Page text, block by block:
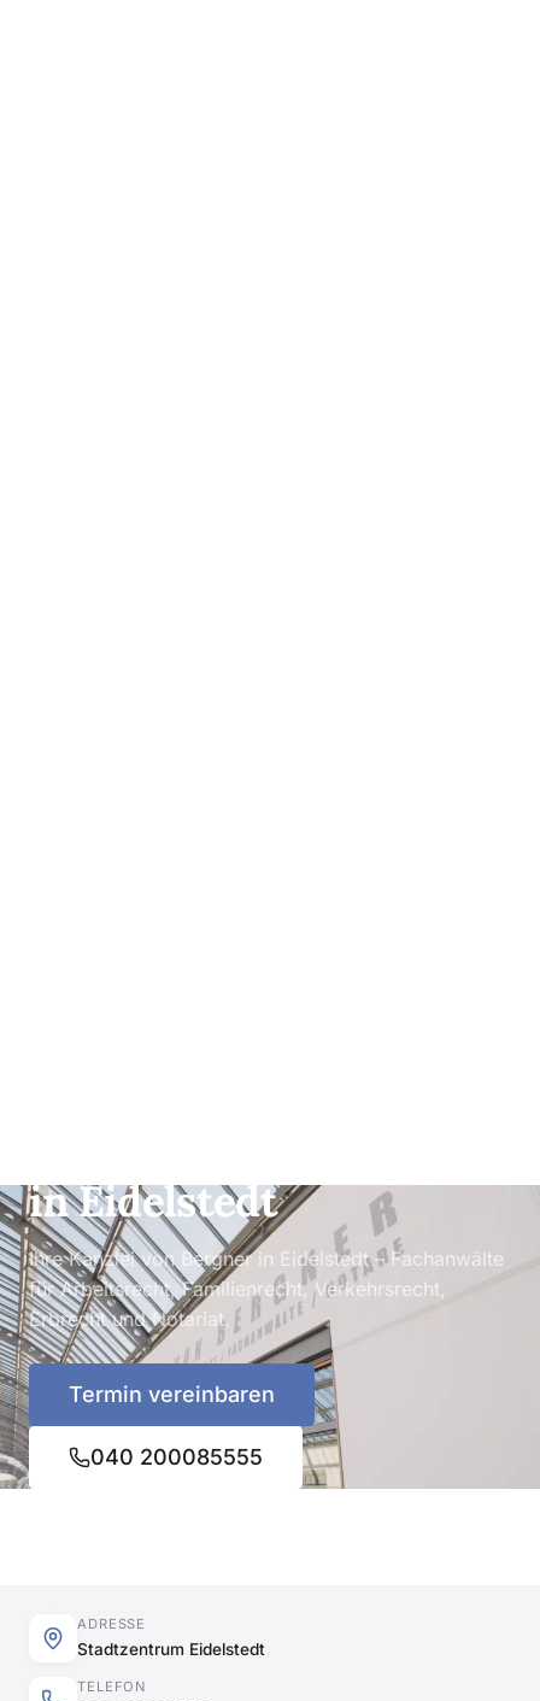
in Eidelstedt
Ihre Kanzlei von Bergner in Eidelstedt – Fachanwälte
für Arbeitsrecht, Familienrecht, Verkehrsrecht,
Erbrecht und Notariat.
Termin vereinbaren
040 200085555
ADRESSE
Stadtzentrum Eidelstedt
TELEFON